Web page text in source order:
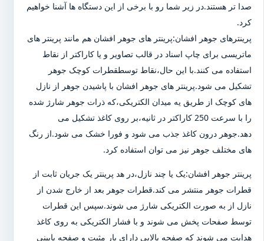
صدا تر هستند.در زیر شما رو با برخی از این دستگاه ها آشنا خواهیم
کرد.
پرینترهای جوهر افشان:پرینتر های جوهر افشان هم مانند پرینتر های
ماتریسی برای چاپ اسناد در قالب تصاویر و یا کاراکتر از نقاط
استفاده می کنند.با این حال،نقاط توسطقطرات کوچک جوهر
تشکیل می شود.پرینتر های جوهر افشان با پاشیدن جوهر از نازل
های کوچک از طریق یه میدان الکتریکی،که ذرات جوهر شارژ شده
را با سرعت 250 کاراکتر در ثانیه،بر روی کاغذ تشکیل می
دهد.جوهر درون کاغذ جذب می شود و فورا خشک می شود.از رنگ
های مختلف جوهر نیز می توان استفاده کرد.
پرینتر جوهر افشان:یک یا چند نازل،در هد پرینتر یک جریان ثابت از
قطرات جوهر منتشر می کند.قطرات جوهر بعد از خارج شدن از
نازل از به صورت الکتریکی شارژ می شوند.سپس این قطرات
توسط صفحات پخش می شوند و با فشار الکتریکی به روی کاغذ
هدایت می شوند که صفحه بالایی دارای بار مثبت و صفحه پایینی